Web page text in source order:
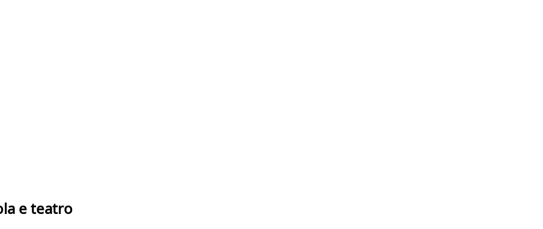
e teatro